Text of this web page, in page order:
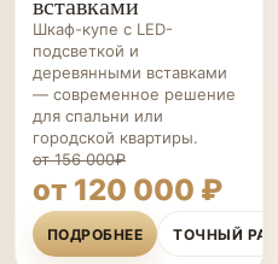
Шкаф-купе с LED-
подсветкой и
деревянными вставками
— современное решение
для спальни или
городской квартиры.
от 156 000₽
от 120 000 ₽
ПОДРОБНЕЕ ТОЧНЫЙ